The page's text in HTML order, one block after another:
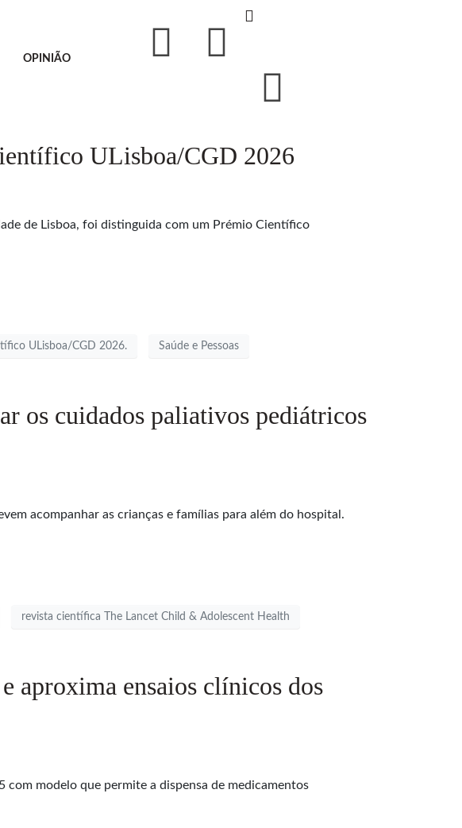
OPINIÃO
ULisboa/CGD 2026
de Lisboa, foi distinguida com um Prémio Científico
ULisboa/CGD 2026. Saúde e Pessoas
os cuidados paliativos pediátricos
acompanhar as crianças e famílias para além do hospital.
revista científica The Lancet Child & Adolescent Health
aproxima ensaios clínicos dos
com modelo que permite a dispensa de medicamentos